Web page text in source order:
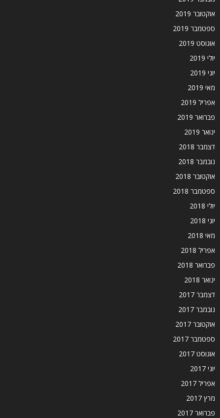
אוקטובר 2019
ספטמבר 2019
אוגוסט 2019
יולי 2019
יוני 2019
מאי 2019
אפריל 2019
פברואר 2019
ינואר 2019
דצמבר 2018
נובמבר 2018
אוקטובר 2018
ספטמבר 2018
יולי 2018
יוני 2018
מאי 2018
אפריל 2018
פברואר 2018
ינואר 2018
דצמבר 2017
נובמבר 2017
אוקטובר 2017
ספטמבר 2017
אוגוסט 2017
יוני 2017
אפריל 2017
מרץ 2017
פברואר 2017